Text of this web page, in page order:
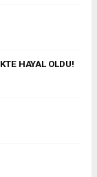
HAYAL OLDU!